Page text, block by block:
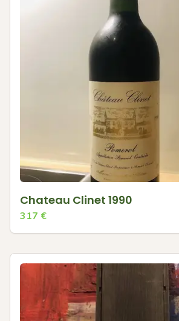
Chateau Clinet 1990
317 €